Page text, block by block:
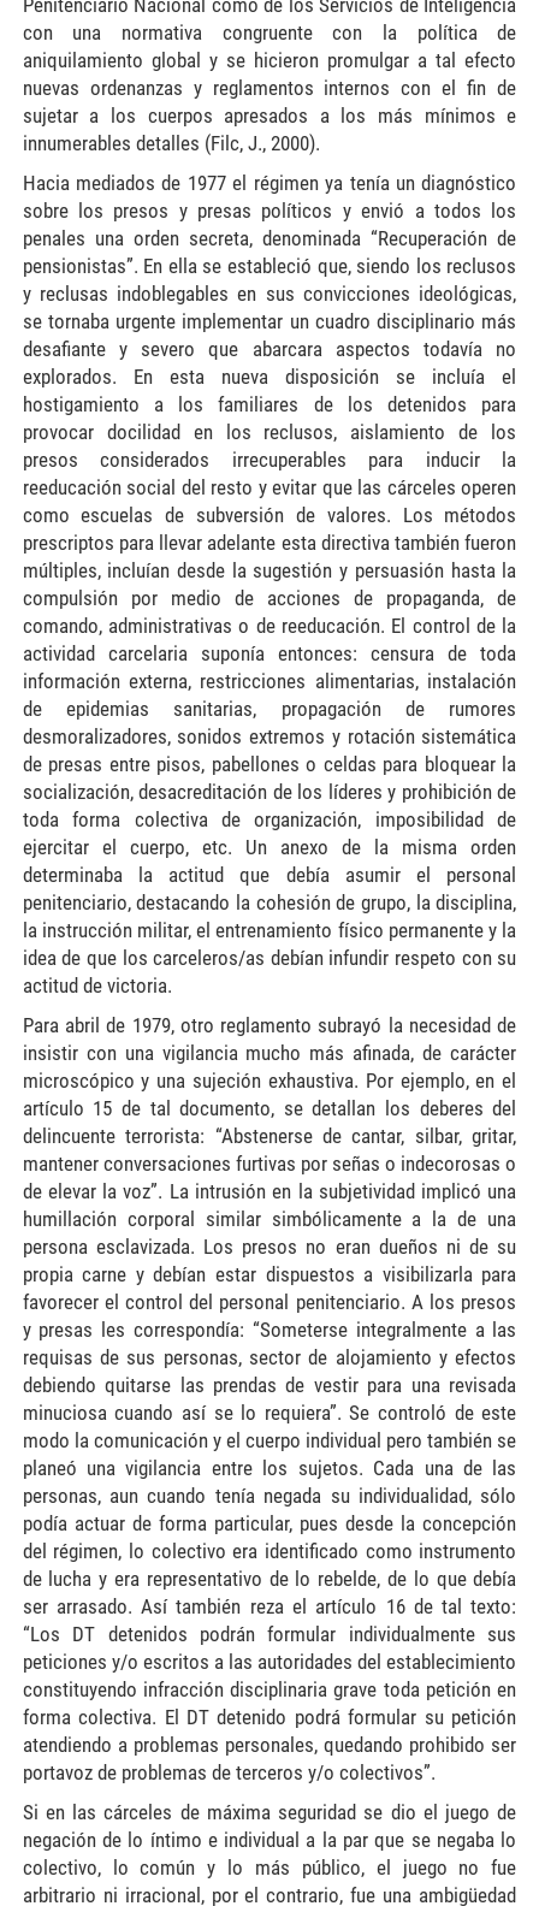
Penitenciario Nacional como de los Servicios de Inteligencia
con una normativa congruente con la política de
aniquilamiento global y se hicieron promulgar a tal efecto
nuevas ordenanzas y reglamentos internos con el fin de
sujetar a los cuerpos apresados a los más mínimos e
innumerables detalles (Filc, J., 2000).
Hacia mediados de 1977 el régimen ya tenía un diagnóstico
sobre los presos y presas políticos y envió a todos los
penales una orden secreta, denominada “Recuperación de
pensionistas”. En ella se estableció que, siendo los reclusos
y reclusas indoblegables en sus convicciones ideológicas,
se tornaba urgente implementar un cuadro disciplinario más
desafiante y severo que abarcara aspectos todavía no
explorados. En esta nueva disposición se incluía el
hostigamiento a los familiares de los detenidos para
provocar docilidad en los reclusos, aislamiento de los
presos considerados irrecuperables para inducir la
reeducación social del resto y evitar que las cárceles operen
como escuelas de subversión de valores. Los métodos
prescriptos para llevar adelante esta directiva también fueron
múltiples, incluían desde la sugestión y persuasión hasta la
compulsión por medio de acciones de propaganda, de
comando, administrativas o de reeducación. El control de la
actividad carcelaria suponía entonces: censura de toda
información externa, restricciones alimentarias, instalación
de epidemias sanitarias, propagación de rumores
desmoralizadores, sonidos extremos y rotación sistemática
de presas entre pisos, pabellones o celdas para bloquear la
socialización, desacreditación de los líderes y prohibición de
toda forma colectiva de organización, imposibilidad de
ejercitar el cuerpo, etc. Un anexo de la misma orden
determinaba la actitud que debía asumir el personal
penitenciario, destacando la cohesión de grupo, la disciplina,
la instrucción militar, el entrenamiento físico permanente y la
idea de que los carceleros/as debían infundir respeto con su
actitud de victoria.
Para abril de 1979, otro reglamento subrayó la necesidad de
insistir con una vigilancia mucho más afinada, de carácter
microscópico y una sujeción exhaustiva. Por ejemplo, en el
artículo 15 de tal documento, se detallan los deberes del
delincuente terrorista: “Abstenerse de cantar, silbar, gritar,
mantener conversaciones furtivas por señas o indecorosas o
de elevar la voz”. La intrusión en la subjetividad implicó una
humillación corporal similar simbólicamente a la de una
persona esclavizada. Los presos no eran dueños ni de su
propia carne y debían estar dispuestos a visibilizarla para
favorecer el control del personal penitenciario. A los presos
y presas les correspondía: “Someterse integralmente a las
requisas de sus personas, sector de alojamiento y efectos
debiendo quitarse las prendas de vestir para una revisada
minuciosa cuando así se lo requiera”. Se controló de este
modo la comunicación y el cuerpo individual pero también se
planeó una vigilancia entre los sujetos. Cada una de las
personas, aun cuando tenía negada su individualidad, sólo
podía actuar de forma particular, pues desde la concepción
del régimen, lo colectivo era identificado como instrumento
de lucha y era representativo de lo rebelde, de lo que debía
ser arrasado. Así también reza el artículo 16 de tal texto:
“Los DT detenidos podrán formular individualmente sus
peticiones y/o escritos a las autoridades del establecimiento
constituyendo infracción disciplinaria grave toda petición en
forma colectiva. El DT detenido podrá formular su petición
atendiendo a problemas personales, quedando prohibido ser
portavoz de problemas de terceros y/o colectivos”.
Si en las cárceles de máxima seguridad se dio el juego de
negación de lo íntimo e individual a la par que se negaba lo
colectivo, lo común y lo más público, el juego no fue
arbitrario ni irracional, por el contrario, fue una ambigüedad